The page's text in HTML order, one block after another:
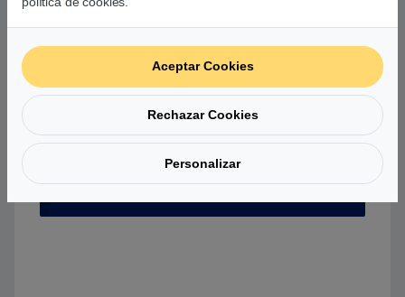
Agrega una reseña
para publicar una valoración.
Aceptar Cookies
Rechazar Cookies
Personalizar